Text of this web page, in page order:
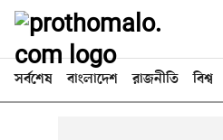
সর্বশেষ বাংলাদেশ রাজনীতি বিশ্ব